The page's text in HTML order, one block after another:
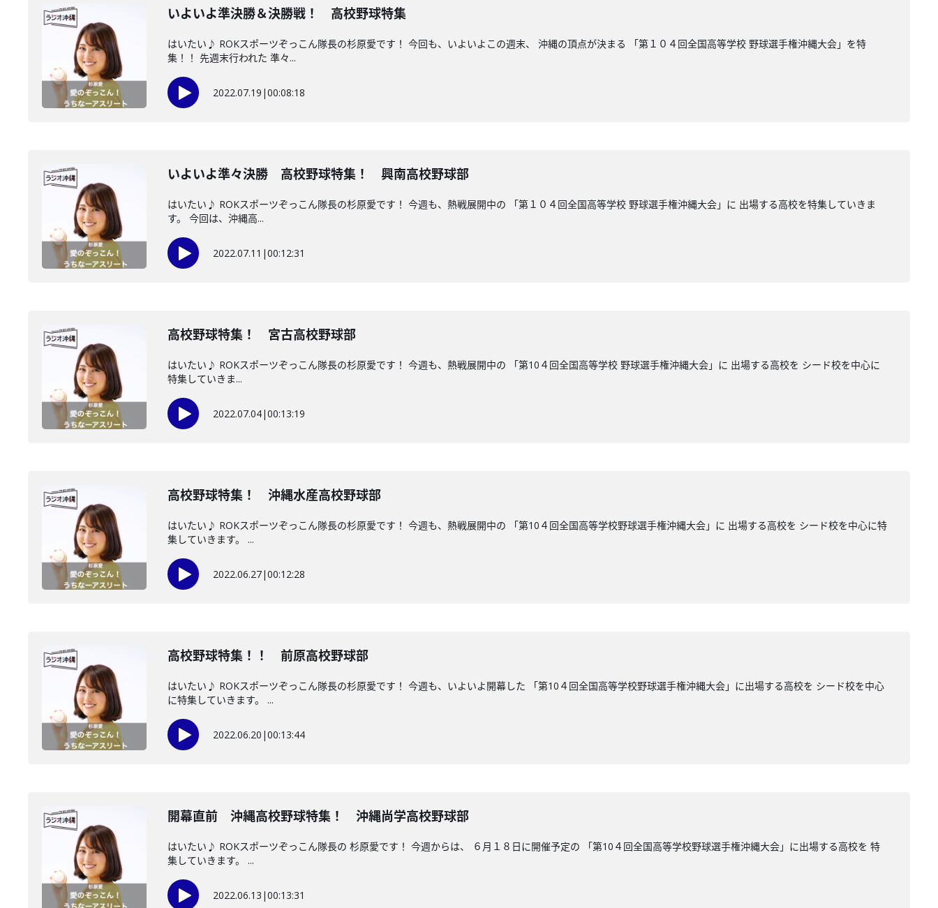
いよいよ準決勝＆決勝戦！ 高校野球特集
はいたい♪ ROKスポーツぞっこん隊長の杉原愛です！ 今回も、いよいよこの週末、 沖縄の頂点が決まる 「第１０４回全国高等学校 野球選手権沖縄大会」を特
集！！ 先週末行われた 準々...
2022.07.19 |00:08:18
いよいよ準々決勝 高校野球特集！ 興南高校野球部
はいたい♪ ROKスポーツぞっこん隊長の杉原愛です！ 今週も、熱戦展開中の 「第１０４回全国高等学校 野球選手権沖縄大会」に 出場する高校を特集していきま
す。 今回は、沖縄高...
2022.07.11 |00:12:31
高校野球特集！ 宮古高校野球部
はいたい♪ ROKスポーツぞっこん隊長の杉原愛です！ 今週も、熱戦展開中の 「第10４回全国高等学校 野球選手権沖縄大会」に 出場する高校を シード校を中心に
特集していきま...
2022.07.04|00:13:19
高校野球特集！ 沖縄水産高校野球部
はいたい♪ ROKスポーツぞっこん隊長の杉原愛です！ 今週も、熱戦展開中の 「第10４回全国高等学校野球選手権沖縄大会」に 出場する高校を シード校を中心に特
集していきます。 ...
2022.06.27|00:12:28
高校野球特集！！ 前原高校野球部
はいたい♪ ROKスポーツぞっこん隊長の杉原愛です！ 今週も、いよいよ開幕した 「第10４回全国高等学校野球選手権沖縄大会」に出場する高校を シード校を中心
に特集していきます。 ...
2022.06.20 |00:13:44
開幕直前 沖縄高校野球特集！ 沖縄尚学高校野球部
はいたい♪ ROKスポーツぞっこん隊長の 杉原愛です！ 今週からは、 ６月１８日に開催予定の 「第10４回全国高等学校野球選手権沖縄大会」に出場する高校を 特
集していきます。 ...
2022.06.13 |00:13:31